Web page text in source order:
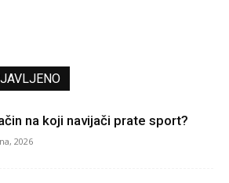
na koji navijači prate sport?
2026